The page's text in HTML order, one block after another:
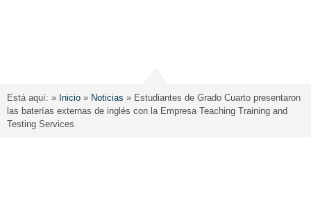
Está aquí: » Inicio » Noticias » Estudiantes de Grado Cuarto presentaron
las baterías externas de inglés con la Empresa Teaching Training and
Testing Services